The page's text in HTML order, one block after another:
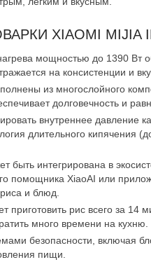
XIAOMI MIJIA IH
мощностью до 1390 Вт
на консистенции и
из многослойного
долговечность и
внутреннее давление
длительного кипячения
быть интегрирована в
помощника XiaoAI или
и блюд.
приготовить рис всего за 14
много времени на кухню.
безопасности, включая
пищи.